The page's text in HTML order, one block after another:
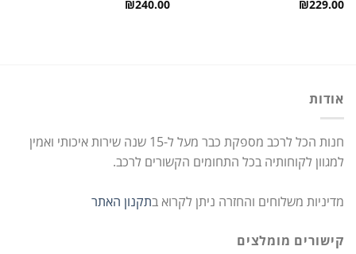
₪229.00
₪240.00
אודות
חנות הכל לרכב מספקת כבר מעל ל-15 שנה שירות איכותי ואמין
למגוון לקוחותיה בכל התחומים הקשורים לרכב.
מדיניות משלוחים והחזרה ניתן לקרוא בתקנון האתר
קישורים מומלצים